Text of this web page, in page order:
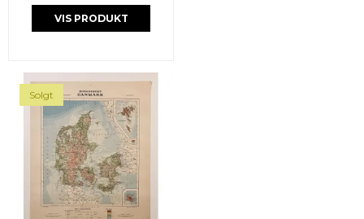
VIS PRODUKT
Solgt